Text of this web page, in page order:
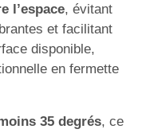
l’espace, évitant
et facilitant
disponible,
en fermette
35 degrés, ce